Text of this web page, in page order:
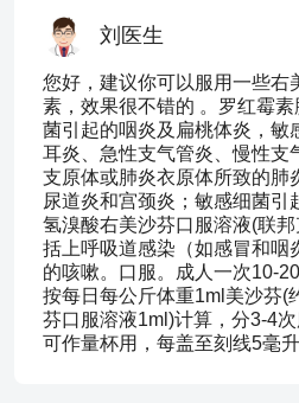
刘医生
您好，建议你可以服用一些右
素，效果很不错的 。罗红霉
菌引起的咽炎及扁桃体炎，敏
耳炎、急性支气管炎、慢性支
支原体或肺炎衣原体所致的肺
尿道炎和宫颈炎；敏感细菌引
氢溴酸右美沙芬口服溶液(联
括上呼吸道感染（如感冒和咽
的咳嗽。口服。成人一次10-
按每日每公斤体重1ml美沙芬(
芬口服溶液1ml)计算，分3-4
可作量杯用，每盖至刻线5毫升